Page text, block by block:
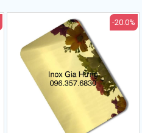
-20.0%